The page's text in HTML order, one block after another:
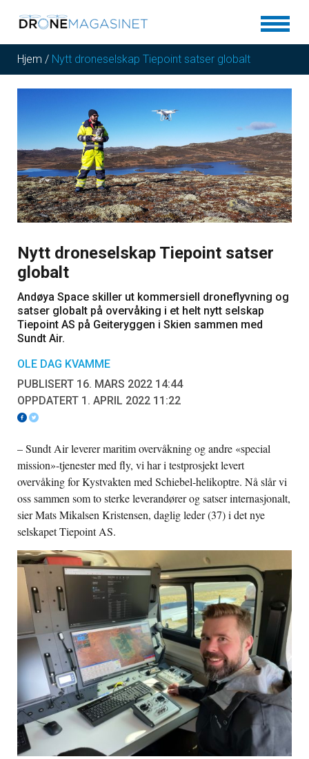
Hjem / Nytt droneselskap Tiepoint satser globalt
Nytt droneselskap Tiepoint satser
globalt
Andøya Space skiller ut kommersiell droneflyvning og
satser globalt på overvåking i et helt nytt selskap
Tiepoint AS på Geiteryggen i Skien sammen med
Sundt Air.
OLE DAG KVAMME
PUBLISERT 16. MARS 2022 14:44
OPPDATERT 1. APRIL 2022 11:22
– Sundt Air leverer maritim overvåkning og andre «special
mission»-tjenester med fly, vi har i testprosjekt levert
overvåking for Kystvakten med Schiebel-helikoptre. Nå slår vi
oss sammen som to sterke leverandører og satser internasjonalt,
sier Mats Mikalsen Kristensen, daglig leder (37) i det nye
selskapet Tiepoint AS.